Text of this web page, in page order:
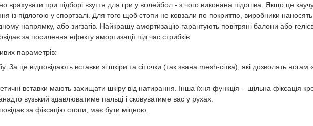
врахувати при підборі взуття для гри у волейбол - з чого виконана підошва. Якщо це
із підлогою у спортзалі. Для того щоб стопи не ковзали по покриттю, виробники
напрямку, або зигзагів. Найкращу амортизацію гарантують повітряні балони або
за посилення ефекту амортизації під час стрибків.
параметрів:
За це відповідають вставки зі шкіри та сіточки (так звана mesh-сітка), які дозволять
вставки мають захищати шкіру від натирання. Інша їхня функція – щільна фіксація
вузький здавлюватиме пальці і сковуватиме вас у рухах.
за фіксацію стопи, має бути міцною.